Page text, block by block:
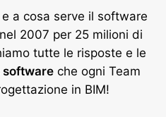
a cosa serve il software
2007 per 25 milioni di
tutte le risposte e le
software che ogni Team
in BIM!